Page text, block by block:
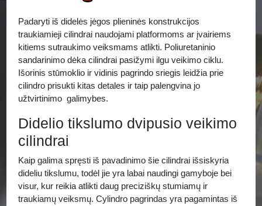
Padaryti iš didelės jėgos plieninės konstrukcijos
traukiamieji cilindrai naudojami platformoms ar įvairiems
kitiems sutraukimo veiksmams atlikti. Poliuretaninio
sandarinimo dėka cilindrai pasižymi ilgu veikimo ciklu.
Išorinis stūmoklio ir vidinis pagrindo sriegis leidžia prie
cilindro prisukti kitas detales ir taip palengvina jo
užtvirtinimo galimybes.
Didelio tikslumo dvipusio veikimo
cilindrai
Kaip galima spręsti iš pavadinimo šie cilindrai išsiskyria
dideliu tikslumu, todėl jie yra labai naudingi gamyboje bei
visur, kur reikia atlikti daug preciziškų stumiamų ir
traukiamų veiksmų. Cylindro pagrindas yra pagamintas iš